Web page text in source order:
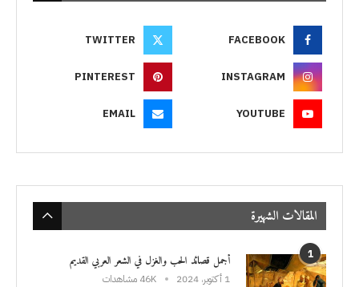
FACEBOOK
TWITTER
INSTAGRAM
PINTEREST
YOUTUBE
EMAIL
المقالات الشهيرة
1 أجمل قصائد الحب والغزل في الشعر العربي القديم
1 أكتوبر، 2024 46K مشاهدات